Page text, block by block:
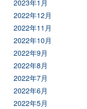
2023年1月
2022年12月
2022年11月
2022年10月
2022年9月
2022年8月
2022年7月
2022年6月
2022年5月